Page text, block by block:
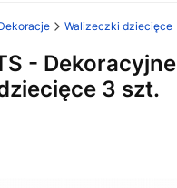
Walizeczki dziecięce
- Dekoracyjne
3 szt.